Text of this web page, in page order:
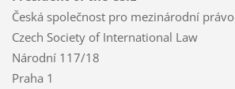
Česká společnost pro mezinárodní právo
Czech Society of International Law
Národní 117/18
Praha 1